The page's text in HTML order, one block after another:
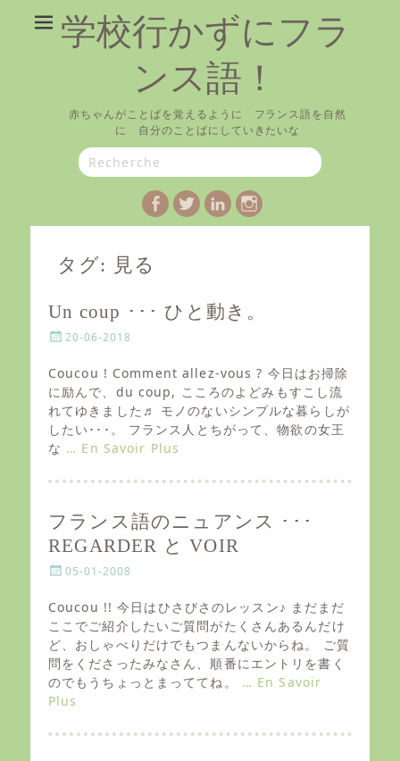
学校行かずにフラ
ンス語！
赤ちゃんがことばを覚えるように フランス語を自然
に 自分のことばにしていきたいな
Search
for:
Facebook
TwitterLinkedIn
Instagram
タグ: 見る
Un coup ･･･ ひと動き。
P
s
t
e
d
o
n
20-06-2018
Coucou ! Comment allez-vous ? 今日はお掃除
に励んで、du coup, こころのよどみもすこし流
れてゆきました♬ モノのないシンプルな暮らしが
したい･･･。 フランス人とちがって、物欲の女王
な … En Savoir Plus
フランス語のニュアンス ･･･
REGARDER と VOIR
P
s
e
d
o
n
05-01-2008
Coucou !! 今日はひさびさのレッスン♪ まだまだ
ここでご紹介したいご質問がたくさんあるんだけ
ど、おしゃべりだけでもつまんないからね。 ご質
問をくださったみなさん、順番にエントリを書く
のでもうちょっとまっててね。 … En Savoir
Plus